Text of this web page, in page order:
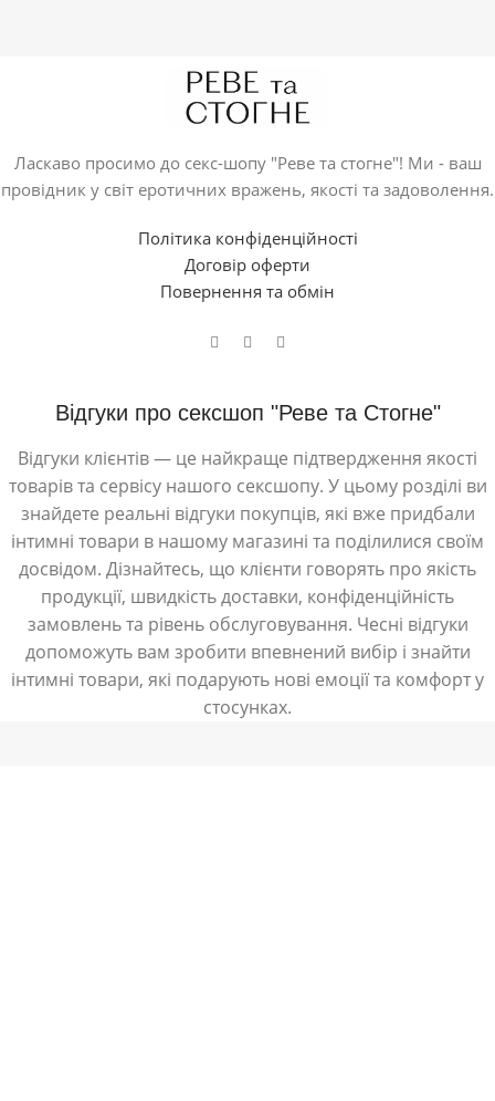
Ласкаво просимо до секс-шопу "Реве та стогне"! Ми - ваш
провідник у світ еротичних вражень, якості та задоволення.
Політика конфіденційності
Договір оферти
Повернення та обмін
Відгуки про сексшоп "Реве та Стогне"
Відгуки клієнтів — це найкраще підтвердження якості
товарів та сервісу нашого сексшопу. У цьому розділі ви
знайдете реальні відгуки покупців, які вже придбали
інтимні товари в нашому магазині та поділилися своїм
досвідом. Дізнайтесь, що клієнти говорять про якість
продукції, швидкість доставки, конфіденційність
замовлень та рівень обслуговування. Чесні відгуки
допоможуть вам зробити впевнений вибір і знайти
інтимні товари, які подарують нові емоції та комфорт у
стосунках.